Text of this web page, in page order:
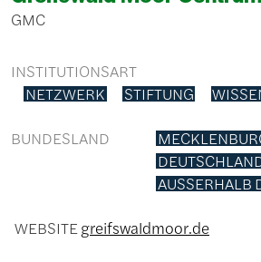
GMC
INSTITUTIONSART
NETZWERK
STIFTUNG
BUNDESLAND
AUSSERHALB
WEBSITEgreifswaldmoor.de